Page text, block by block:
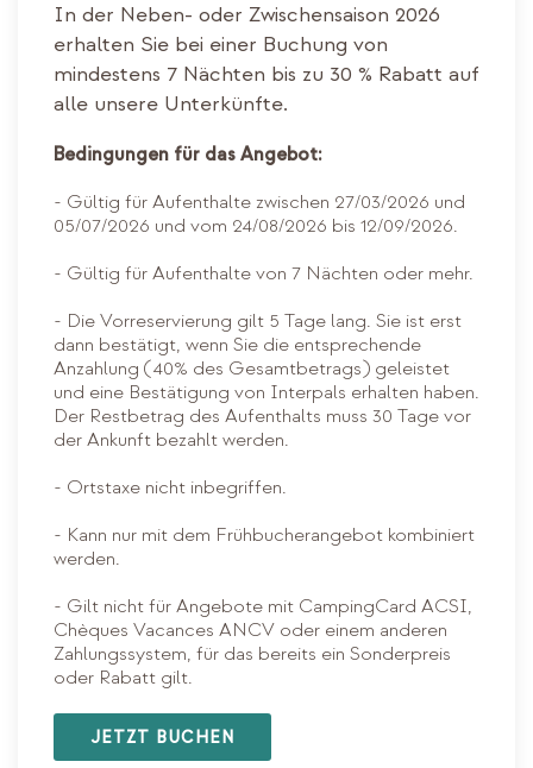
In der Neben- oder Zwischensaison 2026
erhalten Sie bei einer Buchung von
mindestens 7 Nächten bis zu 30 % Rabatt auf
alle unsere Unterkünfte.
Bedingungen für das Angebot:
- Gültig für Aufenthalte zwischen 27/03/2026 und
05/07/2026 und vom 24/08/2026 bis 12/09/2026.
- Gültig für Aufenthalte von 7 Nächten oder mehr.
- Die Vorreservierung gilt 5 Tage lang. Sie ist erst
dann bestätigt, wenn Sie die entsprechende
Anzahlung (40% des Gesamtbetrags) geleistet
und eine Bestätigung von Interpals erhalten haben.
Der Restbetrag des Aufenthalts muss 30 Tage vor
der Ankunft bezahlt werden.
- Ortstaxe nicht inbegriffen.
- Kann nur mit dem Frühbucherangebot kombiniert
werden.
- Gilt nicht für Angebote mit CampingCard ACSI,
Chèques Vacances ANCV oder einem anderen
Zahlungssystem, für das bereits ein Sonderpreis
oder Rabatt gilt.
JETZT BUCHEN